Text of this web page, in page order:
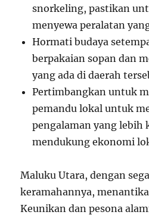
snorkeling, pastikan
menyewa peralatan
Hormati budaya
berpakaian sopan dan
yang ada di daerah
Pertimbangkan untuk
pemandu lokal untuk
pengalaman yang lebih
mendukung ekonomi
Maluku Utara, dengan
keramahannya,
Keunikan dan pesona